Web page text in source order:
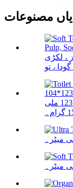
مصنوعات
، لکڑی
ٹوائلٹ پیپر / باتھ ٹشوز ووڈ پلپ 104*123 ملی